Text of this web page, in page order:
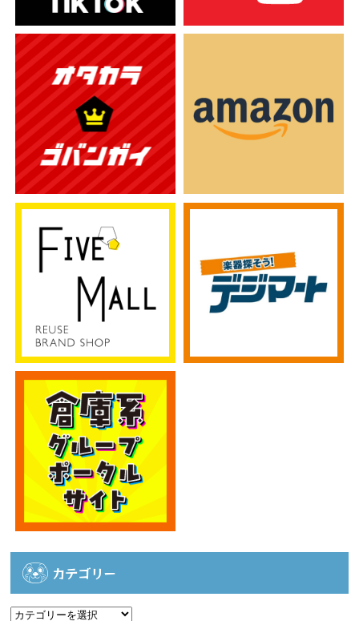
カテゴリー
カ